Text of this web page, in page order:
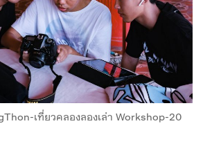
เที่ยวคลองลองเล่า Workshop-20